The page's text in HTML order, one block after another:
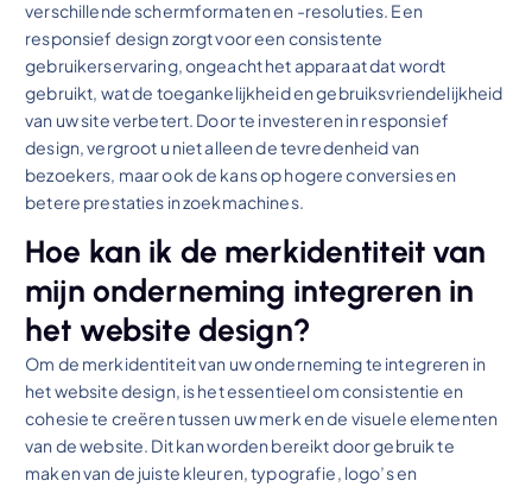
verschillende schermformaten en -resoluties. Een
responsief design zorgt voor een consistente
gebruikerservaring, ongeacht het apparaat dat wordt
gebruikt, wat de toegankelijkheid en gebruiksvriendelijkheid
van uw site verbetert. Door te investeren in responsief
design, vergroot u niet alleen de tevredenheid van
bezoekers, maar ook de kans op hogere conversies en
betere prestaties in zoekmachines.
Hoe kan ik de merkidentiteit van
mijn onderneming integreren in
het website design?
Om de merkidentiteit van uw onderneming te integreren in
het website design, is het essentieel om consistentie en
cohesie te creëren tussen uw merk en de visuele elementen
van de website. Dit kan worden bereikt door gebruik te
maken van de juiste kleuren, typografie, logo’s en